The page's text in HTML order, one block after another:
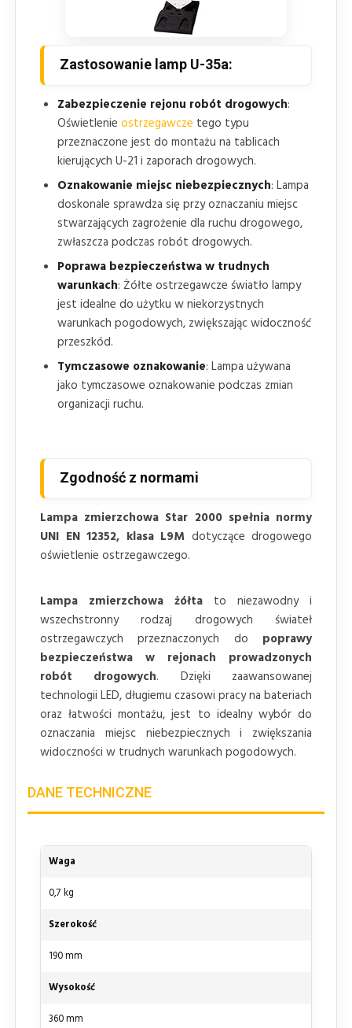
Zastosowanie lamp U-35a:
Zabezpieczenie rejonu robót drogowych:
Oświetlenie ostrzegawcze tego typu
przeznaczone jest do montażu na tablicach
kierujących U-21 i zaporach drogowych.
Oznakowanie miejsc niebezpiecznych: Lampa
doskonale sprawdza się przy oznaczaniu miejsc
stwarzających zagrożenie dla ruchu drogowego,
zwłaszcza podczas robót drogowych.
Poprawa bezpieczeństwa w trudnych
warunkach: Żółte ostrzegawcze światło lampy
jest idealne do użytku w niekorzystnych
warunkach pogodowych, zwiększając widoczność
przeszkód.
Tymczasowe oznakowanie: Lampa używana
jako tymczasowe oznakowanie podczas zmian
organizacji ruchu.
Zgodność z normami
Lampa zmierzchowa Star 2000 spełnia normy
UNI EN 12352, klasa L9M dotyczące drogowego
oświetlenie ostrzegawczego.
Lampa zmierzchowa żółta to niezawodny i
wszechstronny rodzaj drogowych świateł
ostrzegawczych przeznaczonych do poprawy
bezpieczeństwa w rejonach prowadzonych
robót drogowych. Dzięki zaawansowanej
technologii LED, długiemu czasowi pracy na bateriach
oraz łatwości montażu, jest to idealny wybór do
oznaczania miejsc niebezpiecznych i zwiększania
widoczności w trudnych warunkach pogodowych.
DANE TECHNICZNE
Waga
0,7 kg
Szerokość
190 mm
Wysokość
360 mm